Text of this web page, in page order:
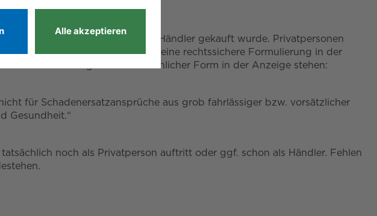
nur wenn die Ware bei einem Händler gekauft wurde. Privatpersonen
ausschließen. Dazu ist aber eine rechtssichere Formulierung in der
ein Text in folgender oder ähnlicher Form in der Anzeige stehen:
für Schadenersatzansprüche aus grob fahrlässiger bzw. vorsätzlicher
Gesundheit.“
noch als Privatperson auftritt oder ggf. schon als Händler. Fehlen